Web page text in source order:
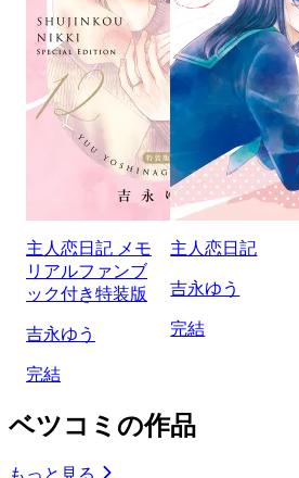
主人恋日記 メモ
リアルファンブ
ック付き特装版
吉永ゆう
完結
主人恋日記
吉永ゆう
完結
ベツコミの作品